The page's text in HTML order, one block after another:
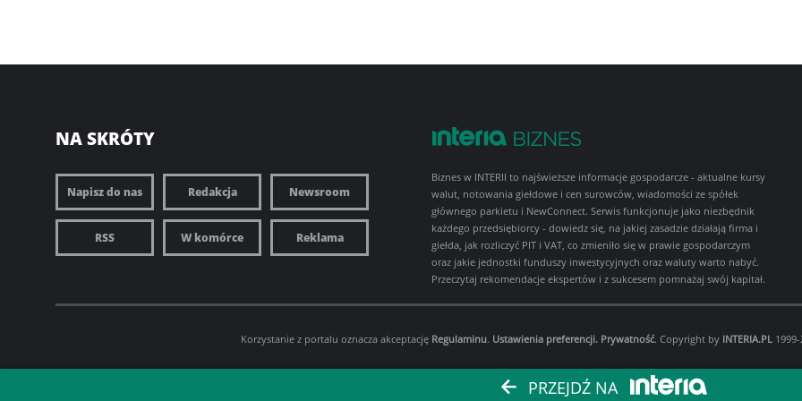
NA SKRÓTY
Napisz do nas Redakcja Newsroom
RSS W komórce Reklama
Biznes w INTERII to najświeższe informacje gospodarcze - aktualne kursy
walut, notowania giełdowe i cen surowców, wiadomości ze spółek
głównego parkietu i NewConnect. Serwis funkcjonuje jako niezbędnik
każdego przedsiębiorcy - dowiedz się, na jakiej zasadzie działają firma i
giełda, jak rozliczyć PIT i VAT, co zmieniło się w prawie gospodarczym
oraz jakie jednostki funduszy inwestycyjnych oraz waluty warto nabyć.
Przeczytaj rekomendacje ekspertów i z sukcesem pomnażaj swój kapitał.
Korzystanie z portalu oznacza akceptację Regulaminu. Ustawienia preferencji. Prywatność. Copyright by INTERIA.PL
PRZEJDŹ NA